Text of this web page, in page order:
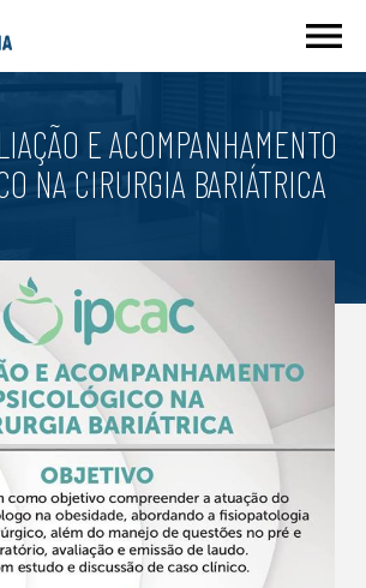
menu
E ACOMPANHAMENTO
NA CIRURGIA BARIÁTRICA